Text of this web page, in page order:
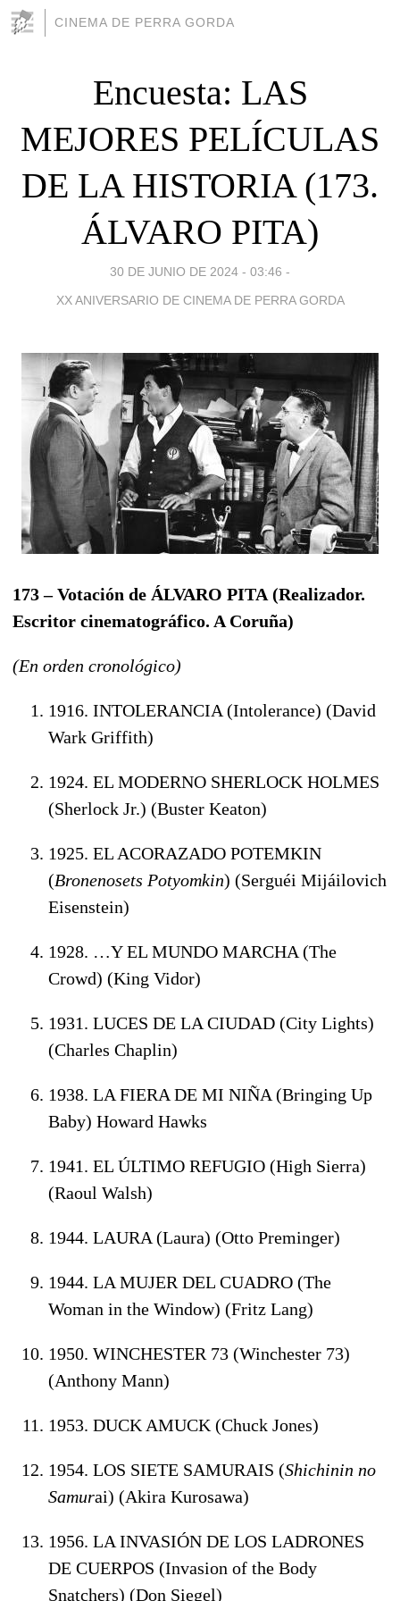
CINEMA DE PERRA GORDA
Encuesta: LAS
MEJORES PELÍCULAS
DE LA HISTORIA (173.
ÁLVARO PITA)
30 DE JUNIO DE 2024 - 03:46 -
XX ANIVERSARIO DE CINEMA DE PERRA GORDA
173 – Votación de ÁLVARO PITA (Realizador.
Escritor cinematográfico. A Coruña)
(En orden cronológico)
1916. INTOLERANCIA (Intolerance) (David
Wark Griffith)
1924. EL MODERNO SHERLOCK HOLMES
(Sherlock Jr.) (Buster Keaton)
1925. EL ACORAZADO POTEMKIN
(Bronenosets Potyomkin) (Serguéi Mijáilovich
Eisenstein)
1928. …Y EL MUNDO MARCHA (The
Crowd) (King Vidor)
1931. LUCES DE LA CIUDAD (City Lights)
(Charles Chaplin)
1938. LA FIERA DE MI NIÑA (Bringing Up
Baby) Howard Hawks
1941. EL ÚLTIMO REFUGIO (High Sierra)
(Raoul Walsh)
1944. LAURA (Laura) (Otto Preminger)
1944. LA MUJER DEL CUADRO (The
Woman in the Window) (Fritz Lang)
1950. WINCHESTER 73 (Winchester 73)
(Anthony Mann)
1953. DUCK AMUCK (Chuck Jones)
1954. LOS SIETE SAMURAIS (Shichinin no
Samurai) (Akira Kurosawa)
1956. LA INVASIÓN DE LOS LADRONES
DE CUERPOS (Invasion of the Body
Snatchers) (Don Siegel)